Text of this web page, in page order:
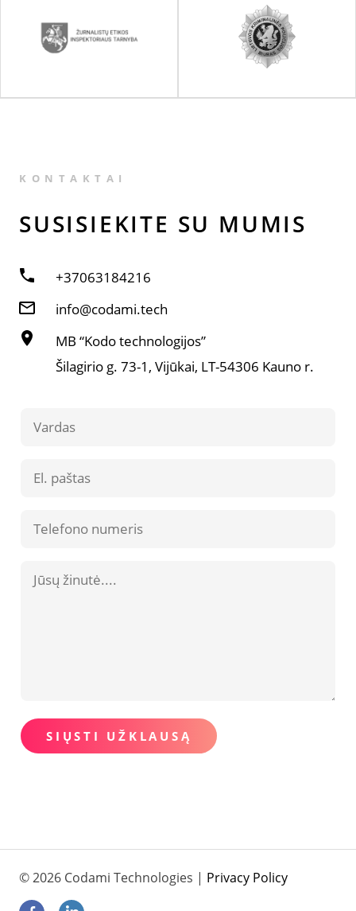
KONTAKTAI
SUSISIE­KITE SU MUMIS
+37063184216
info@codami.tech
MB “Kodo technologijos”
Šilagirio g. 73-1, Vijūkai, LT-54306 Kauno r.
SIŲSTI UŽKLAUSĄ
© 2026 Codami Technologies | Privacy Policy